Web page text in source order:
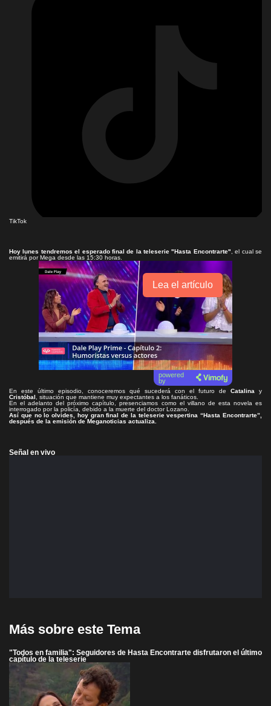
TikTok
Hoy lunes tendremos el esperado final de la teleserie"Hasta Encontrarte" , el cual se
emitirá por Mega desde las 15:30 horas.
Lea el artículo
powered
by
En este último episodio, conoceremos qué sucederá con el futuro de Catalina y
Cristóbal , situación que mantiene muy expectantes a los fanáticos.
En el adelanto del próximo capítulo, presenciamos como el villano de esta novela es
interrogado por la policía, debido a la muerte del doctor Lozano.
Así que no lo olvides, hoy gran final de la teleserie vespertina “Hasta Encontrarte”,
después de la emisión de Meganoticias actualiza.
Señal en vivo
Más sobre este Tema
"Todos en familia": Seguidores de Hasta Encontrarte disfrutaron el último
capítulo de la teleserie